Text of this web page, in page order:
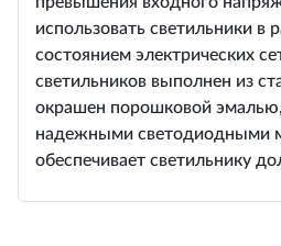
использовать светильники в
состоянием электрических
светильников выполнен из
окрашен порошковой
надежными светодиодными
обеспечивает светильнику